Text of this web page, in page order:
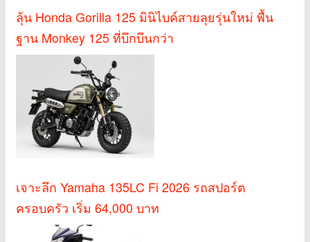
ลุ้น Honda Gorilla 125 มินิไบค์สายลุยรุ่นใหม่ พื้น
ฐาน Monkey 125 ที่บึกบึนกว่า
เจาะลึก Yamaha 135LC Fi 2026 รถสปอร์ต
ครอบครัว เริ่ม 64,000 บาท